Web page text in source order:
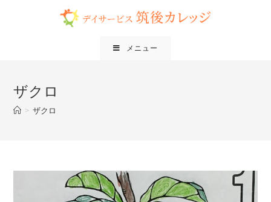
メニュー
ザクロ
> ザクロ